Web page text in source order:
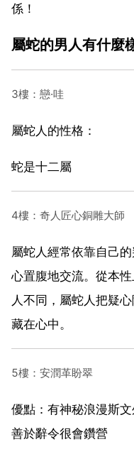
係！
屬蛇的男人有什麼
3樓：戀·哇
屬蛇人的性格：
蛇是十二屬
4樓：奇人匠心銅雕大師
屬蛇人經常依靠自己
心置腹地交流。從本
人不同，屬蛇人把疑
藏在心中。
5樓：安潤革盼翠
優點：有神秘浪漫斯
善於辭令很會鑽營